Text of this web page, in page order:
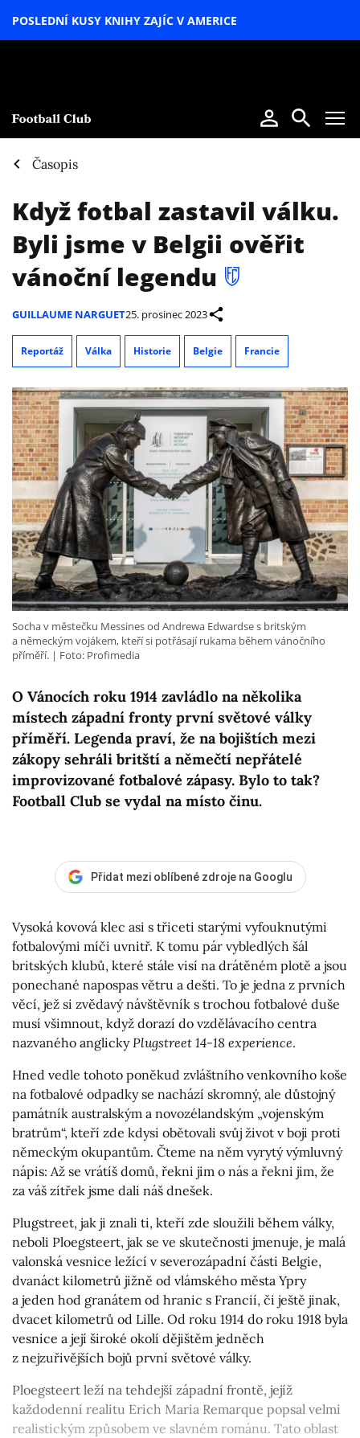
POSLEDNÍ KUSY KNIHY ZAJÍC V AMERICE
Časopis
Když fotbal zastavil válku.
Byli jsme v Belgii ověřit
vánoční legendu
GUILLAUME NARGUET25. prosinec 2023
Reportáž Válka Historie Belgie Francie
O Vánocích roku 1914 zavládlo na několika
místech západní fronty první světové války
příměří. Legenda praví, že na bojištích mezi
zákopy sehráli britští a němečtí nepřátelé
improvizované fotbalové zápasy. Bylo to tak?
Football Club se vydal na místo činu.
Socha v městečku Messines od Andrewa Edwardse s britským
a německým vojákem, kteří si potřásají rukama během vánočního
příměří.
Foto: Profimedia
Přidat mezi oblíbené zdroje na Googlu
Vysoká kovová klec asi s třiceti starými vyfouknutými
fotbalovými míči uvnitř. K tomu pár vybledlých šál
britských klubů, které stále visí na drátěném plotě a jsou
ponechané napospas větru a dešti. To je jedna z prvních
věcí, jež si zvědavý návštěvník s trochou fotbalové duše
musí všimnout, když dorazí do vzdělávacího centra
nazvaného anglickyPlugstreet 14-18 experience.
Hned vedle tohoto poněkud zvláštního venkovního koše
na fotbalové odpadky se nachází skromný, ale důstojný
památník australským a novozélandským „vojenským
bratrům“, kteří zde kdysi obětovali svůj život v boji proti
německým okupantům. Čteme na něm vyrytý výmluvný
nápis: Až se vrátíš domů, řekni jim o nás a řekni jim, že
za váš zítřek jsme dali náš dnešek.
Plugstreet, jak ji znali ti, kteří zde sloužili během války,
neboli Ploegsteert, jak se ve skutečnosti jmenuje, je malá
valonská vesnice ležící v severozápadní části Belgie,
dvanáct kilometrů jižně od vlámského města Ypry
a jeden hod granátem od hranic s Francií, či ještě jinak,
dvacet kilometrů od Lille. Od roku 1914 do roku 1918 byla
vesnice a její široké okolí dějištěm jedněch
z nejzuřivějších bojů první světové války.
Ploegsteert leží na tehdejší západní frontě, jejíž
každodenní realitu Erich Maria Remarque popsal velmi
realistickým způsobem ve slavném románu. Tato oblast